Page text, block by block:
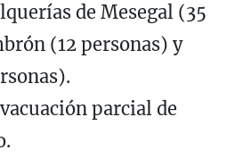
de Mesegal (35
(12 personas) y
parcial de